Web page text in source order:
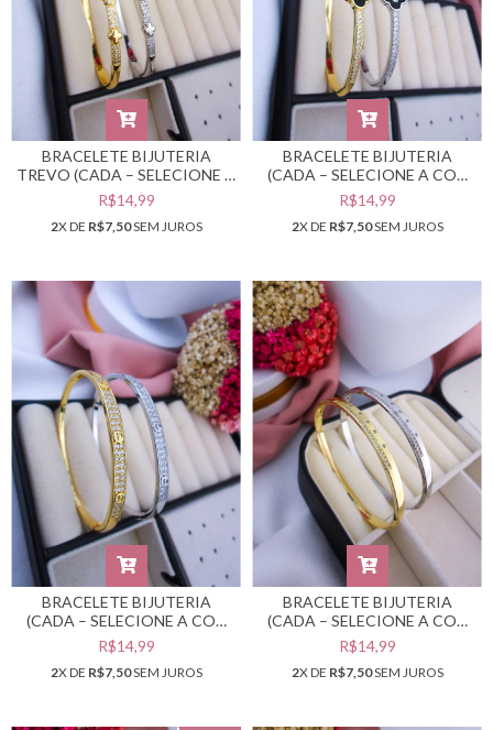
BRACELETE BIJUTERIA
TREVO (CADA – SELECIONE A
COR DESEJADA) #PB0302134
R$14,99
2X DE R$7,50SEM JUROS
BRACELETE BIJUTERIA
(CADA – SELECIONE A COR
DESEJADA) #PB0302132
R$14,99
2X DE R$7,50SEM JUROS
BRACELETE BIJUTERIA
(CADA – SELECIONE A COR
DESEJADA) #PB0302011
R$14,99
2X DE R$7,50SEM JUROS
BRACELETE BIJUTERIA
(CADA – SELECIONE A COR
DESEJADA) #PB0301842
R$14,99
2X DE R$7,50SEM JUROS